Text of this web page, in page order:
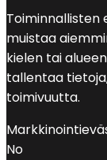
Toiminnallisten
muistaa
kielen tai
tallentaa
toimivuutta.
No